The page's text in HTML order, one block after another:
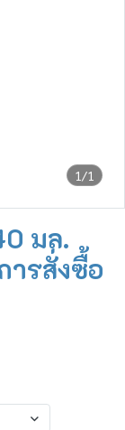
1/1
มล.
ารสั่งซื้อ